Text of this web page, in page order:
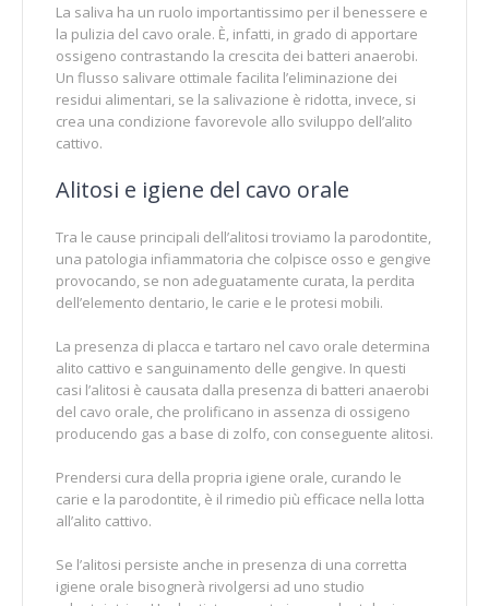
La saliva ha un ruolo importantissimo per il benessere e
la pulizia del cavo orale. È, infatti, in grado di apportare
ossigeno contrastando la crescita dei batteri anaerobi.
Un flusso salivare ottimale facilita l’eliminazione dei
residui alimentari, se la salivazione è ridotta, invece, si
crea una condizione favorevole allo sviluppo dell’alito
cattivo.
Alitosi e igiene del cavo orale
Tra le cause principali dell’alitosi troviamo la parodontite,
una patologia infiammatoria che colpisce osso e gengive
provocando, se non adeguatamente curata, la perdita
dell’elemento dentario, le carie e le protesi mobili.
La presenza di placca e tartaro nel cavo orale determina
alito cattivo e sanguinamento delle gengive. In questi
casi l’alitosi è causata dalla presenza di batteri anaerobi
del cavo orale, che prolificano in assenza di ossigeno
producendo gas a base di zolfo, con conseguente alitosi.
Prendersi cura della propria igiene orale, curando le
carie e la parodontite, è il rimedio più efficace nella lotta
all’alito cattivo.
Se l’alitosi persiste anche in presenza di una corretta
igiene orale bisognerà rivolgersi ad uno studio